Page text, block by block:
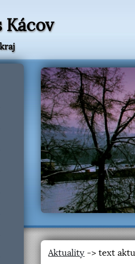
Kácov
Aktuality -> text